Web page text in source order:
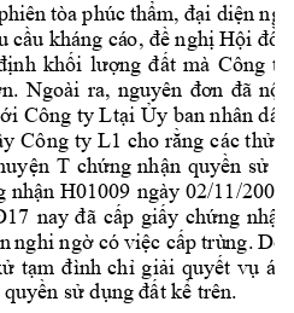
tòa phúc thẩm, đại diện
cầu kháng cáo, đề nghị Hội
khối lượng đất mà Công ty
. Ngoài ra, nguyên đơn đã
Công ty Ltại Ủy ban nhân
Công ty L1 cho rằng các thửa
T chứng nhận quyền sử
nhận H01009 ngày 02/11/2009
nay đã cấp giấy chứng nhận
nghi ngờ có việc cấp trùng. Do
tạm đình chỉ giải quyết vụ án
quyền sử dụng đất kể trên.